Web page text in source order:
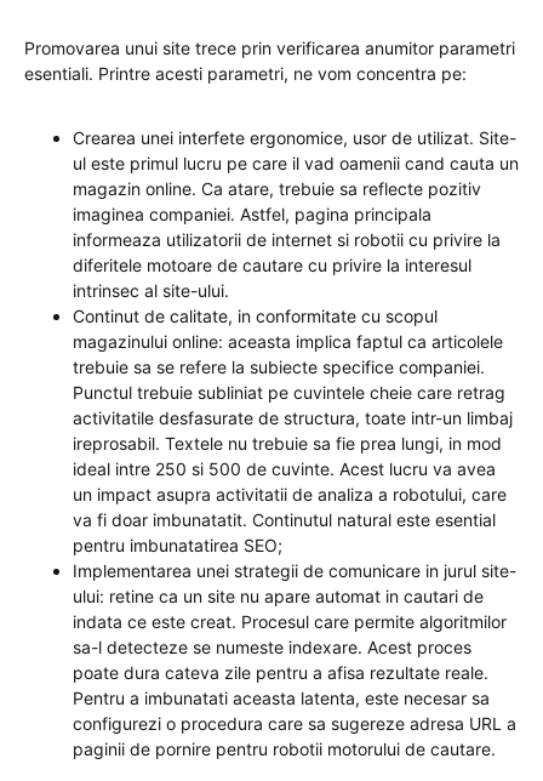
Promovarea unui site trece prin verificarea anumitor parametri
esentiali. Printre acesti parametri, ne vom concentra pe:
Crearea unei interfete ergonomice, usor de utilizat. Site-
ul este primul lucru pe care il vad oamenii cand cauta un
magazin online. Ca atare, trebuie sa reflecte pozitiv
imaginea companiei. Astfel, pagina principala
informeaza utilizatorii de internet si robotii cu privire la
diferitele motoare de cautare cu privire la interesul
intrinsec al site-ului.
Continut de calitate, in conformitate cu scopul
magazinului online: aceasta implica faptul ca articolele
trebuie sa se refere la subiecte specifice companiei.
Punctul trebuie subliniat pe cuvintele cheie care retrag
activitatile desfasurate de structura, toate intr-un limbaj
ireprosabil. Textele nu trebuie sa fie prea lungi, in mod
ideal intre 250 si 500 de cuvinte. Acest lucru va avea
un impact asupra activitatii de analiza a robotului, care
va fi doar imbunatatit. Continutul natural este esential
pentru imbunatatirea SEO;
Implementarea unei strategii de comunicare in jurul site-
ului: retine ca un site nu apare automat in cautari de
indata ce este creat. Procesul care permite algoritmilor
sa-l detecteze se numeste indexare. Acest proces
poate dura cateva zile pentru a afisa rezultate reale.
Pentru a imbunatati aceasta latenta, este necesar sa
configurezi o procedura care sa sugereze adresa URL a
paginii de pornire pentru robotii motorului de cautare.